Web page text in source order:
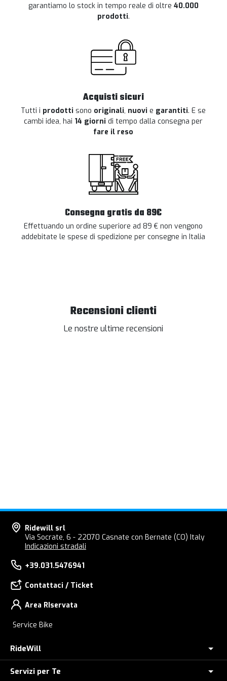
garantiamo lo stock in tempo reale di oltre 40.000
prodotti.
Acquisti sicuri
Tutti i prodotti sono originali, nuovi e garantiti. E se
cambi idea, hai 14 giorni di tempo dalla consegna per
fare il reso
Consegna gratis da 89€
Effettuando un ordine superiore ad 89 € non vengono
addebitate le spese di spedizione per consegne in Italia
Recensioni clienti
Le nostre ultime recensioni
Ridewill srl
Via Socrate, 6 - 22070 Casnate con Bernate (CO) Italy
Indicazioni stradali
+39.031.5476941
Contattaci / Ticket
Area RIservata
Service Bike
RideWill
Chi Siamo
Servizi per Te